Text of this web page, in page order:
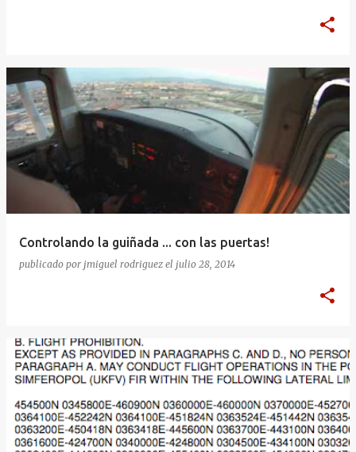
Controlando la guiñada ... con las puertas!
publicado por jmiguel rodriguez el julio 28, 2014